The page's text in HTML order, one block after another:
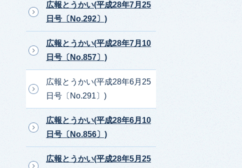
広報とうかい(平成28年7月25
日号〔No.292〕)
広報とうかい(平成28年7月10
日号〔No.857〕)
広報とうかい(平成28年6月25
日号〔No.291〕)
広報とうかい(平成28年6月10
日号〔No.856〕)
広報とうかい(平成28年5月25